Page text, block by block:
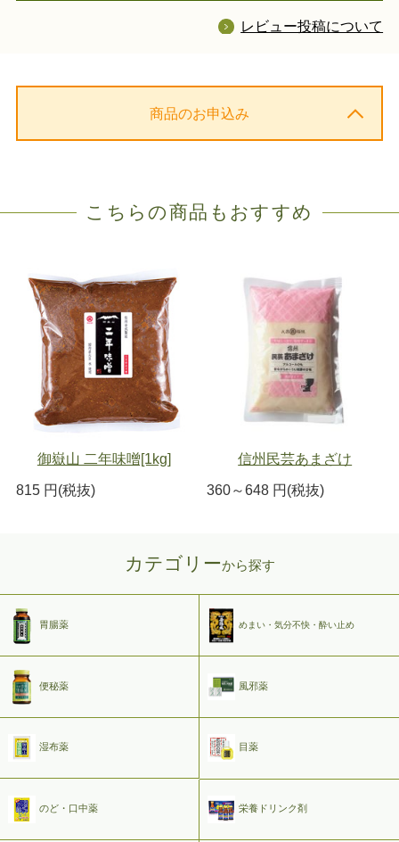
レビュー投稿について
商品のお申込み
こちらの商品もおすすめ
御嶽山 二年味噌[1kg]
815 円(税抜)
信州民芸あまざけ
360～648 円(税抜)
カテゴリーから探す
胃腸薬 めまい・気分不快・酔い止め
便秘薬 風邪薬
湿布薬 目薬
のど・口中薬 栄養ドリンク剤